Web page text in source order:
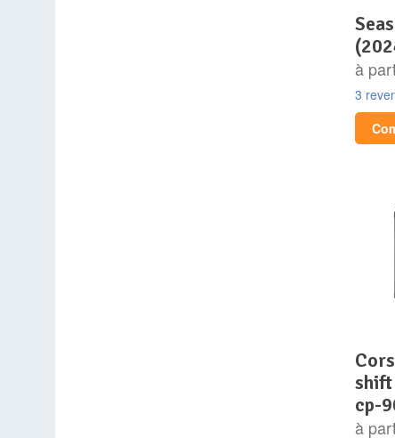
seasonic core gx atx 3
à
3
corsair atx 1200w –
shift
cp-
à